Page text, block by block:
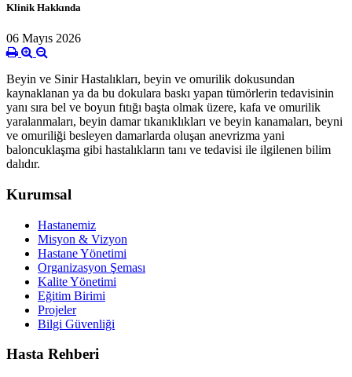
Klinik Hakkında
06 Mayıs 2026
Beyin ve Sinir Hastalıkları, beyin ve omurilik dokusundan
kaynaklanan ya da bu dokulara baskı yapan tümörlerin tedavisinin
yanı sıra bel ve boyun fıtığı başta olmak üzere, kafa ve omurilik
yaralanmaları, beyin damar tıkanıklıkları ve beyin kanamaları, beyni
ve omuriliği besleyen damarlarda oluşan anevrizma yani
baloncuklaşma gibi hastalıkların tanı ve tedavisi ile ilgilenen bilim
dalıdır.
Kurumsal
Hastanemiz
Misyon & Vizyon
Hastane Yönetimi
Organizasyon Şeması
Kalite Yönetimi
Eğitim Birimi
Projeler
Bilgi Güvenliği
Hasta Rehberi